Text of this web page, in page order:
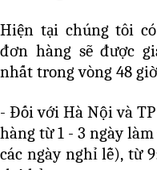
Hiện tại chúng tôi
đơn hàng sẽ được
nhất trong vòng 48
- Đối với Hà Nội và
hàng từ 1 - 3 ngày
các ngày nghỉ lễ), từ